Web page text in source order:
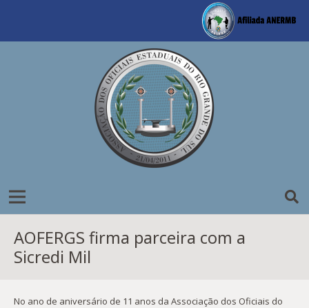
AOFERGS firma parceira com a
Sicredi Mil
No ano de aniversário de 11 anos da Associação dos Oficiais do